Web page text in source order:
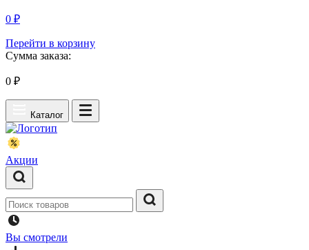
0 ₽
Перейти в корзину
Сумма заказа:
0 ₽
Каталог
Акции
Вы смотрели